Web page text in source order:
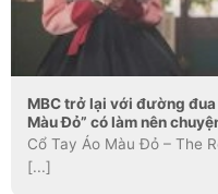
MBC trở lại với đường đua
Màu Đỏ” có làm nên
Cổ Tay Áo Màu Đỏ – The
[...]